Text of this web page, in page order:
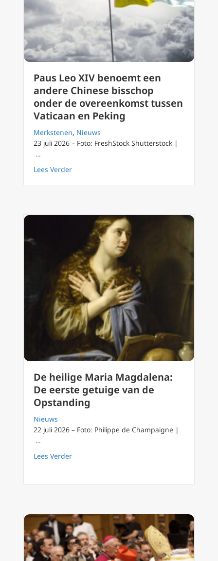
Paus Leo XIV benoemt een
andere Chinese bisschop
onder de overeenkomst tussen
Vaticaan en Peking
Merkstenen, Nieuws
23 juli 2026 – Foto: FreshStock Shutterstock |
…
Lees Verderabout Paus Leo XIV benoemt een andere
De heilige Maria Magdalena:
De eerste getuige van de
Opstanding
Nieuws
22 juli 2026 – Foto: Philippe de Champaigne |
…
Lees Verderabout De heilige Maria Magdalena: De